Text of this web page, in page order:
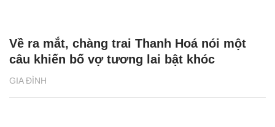
GIA ĐÌNH
Về ra mắt, chàng trai Thanh Hoá nói một
câu khiến bố vợ tương lai bật khóc